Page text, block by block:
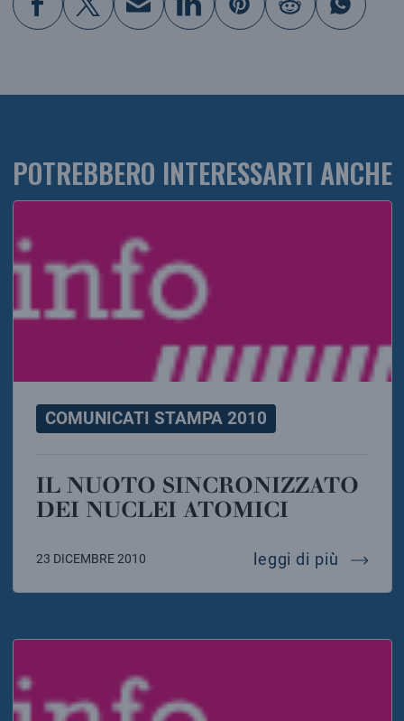
POTREBBERO INTERESSARTI ANCHE
COMUNICATI STAMPA 2010
IL NUOTO SINCRONIZZATO
DEI NUCLEI ATOMICI
23 DICEMBRE 2010 leggi di più il